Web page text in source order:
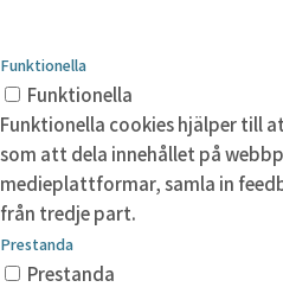
Funktionella
Funktionella
Funktionella cookies hjälper till
som att dela innehållet på
medieplattformar, samla in
från tredje part.
Prestanda
Prestanda